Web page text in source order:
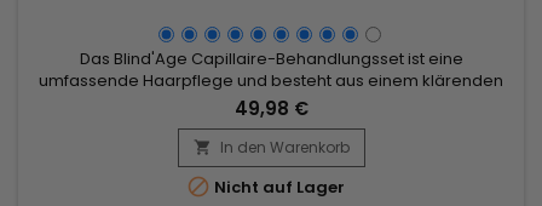
Das Blind'Age Capillaire-Behandlungsset ist eine
umfassende Haarpflege und besteht aus einem klärenden
Shampoo, das Ihr Haar gründlich reinigt und auf die
Behandlung vorbereitet, sowie Blind'Age Capillaire, der
Reparaturbehandlung mit Keratin und Seidenproteinen.
Spendet intensiv Feuchtigkeit und stellt trockenes,
geschädigtes, sensibilisiertes,...
49,98 €
 In den Warenkorb
 Nicht auf Lager